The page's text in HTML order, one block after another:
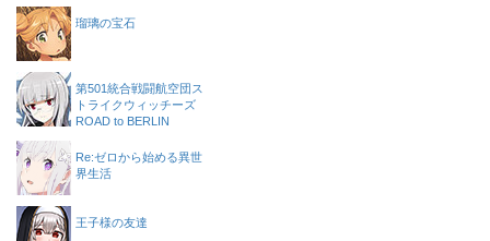
瑠璃の宝石
第501統合戦闘航空団ス
トライクウィッチーズ
ROAD to BERLIN
Re:ゼロから始める異世
界生活
王子様の友達